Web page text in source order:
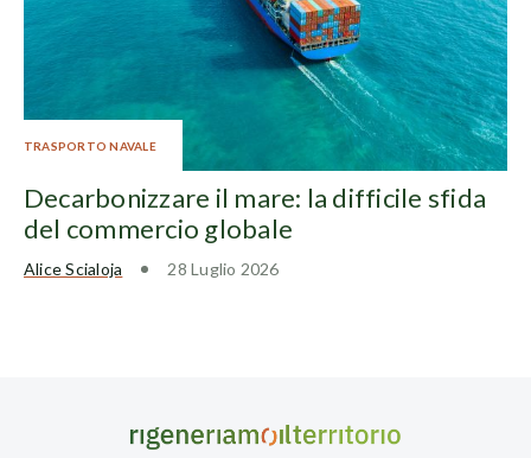
TRASPORTO NAVALE
Decarbonizzare il mare: la difficile sfida
del commercio globale
Alice Scialoja 28 Luglio 2026